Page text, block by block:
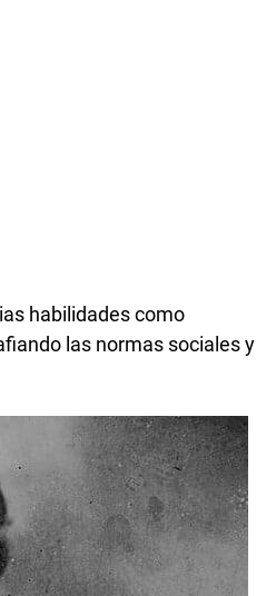
habilidades como
las normas sociales y